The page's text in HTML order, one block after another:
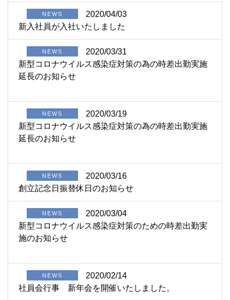
NEWS
2020/04/03
新入社員が入社いたしました
NEWS
2020/03/31
新型コロナウイルス感染症対策の為の時差出勤実施
延長のお知らせ
NEWS
2020/03/19
新型コロナウイルス感染症対策の為の時差出勤実施
延長のお知らせ
NEWS
2020/03/16
創立記念日振替休日のお知らせ
NEWS
2020/03/04
新型コロナウイルス感染症対策のための時差出勤実
施のお知らせ
NEWS
2020/02/14
社員会行事 新年会を開催いたしました。